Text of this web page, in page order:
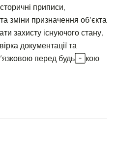
приписи,
зміни призначення об’єкта
захисту існуючого стану,
документації та
перед будь-якою